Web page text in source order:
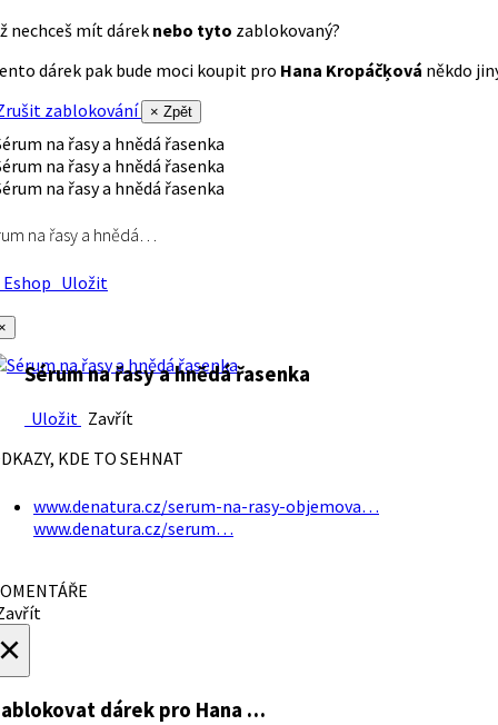
nechceš mít dárek nebo tyto zablokovaný?
dárek pak bude moci koupit pro Hana Kropáčķová někdo
zablokování
× Zpět
na řasy a hnědá…
Uložit
Sérum na řasy a hnědá řasenka
Uložit Zavřít
KDE TO SEHNAT
www.denatura.cz/serum-na-rasy-objemova…
www.denatura.cz/serum…
dárek pro Hana …